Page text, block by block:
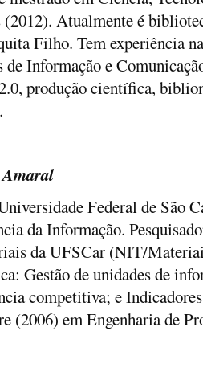
(2012). Atualmente é
Filho. Tem experiência
de Informação e
produção científica,
Federal de São
da Informação.
da UFSCar (NIT/
Gestão de unidades de
competitiva; e
(2006) em Engenharia de